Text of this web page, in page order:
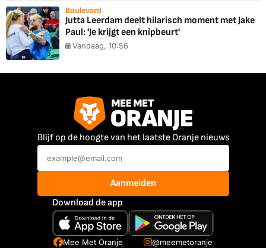
Boulevard
Jutta Leerdam deelt hilarisch moment met Jake
Paul: 'Je krijgt een knipbeurt'
Vandaag, 10:56
Blijf op de hoogte van het laatste Oranje nieuws
Aanmelden
Download de app
Mee Met Oranje
@meemetoranje